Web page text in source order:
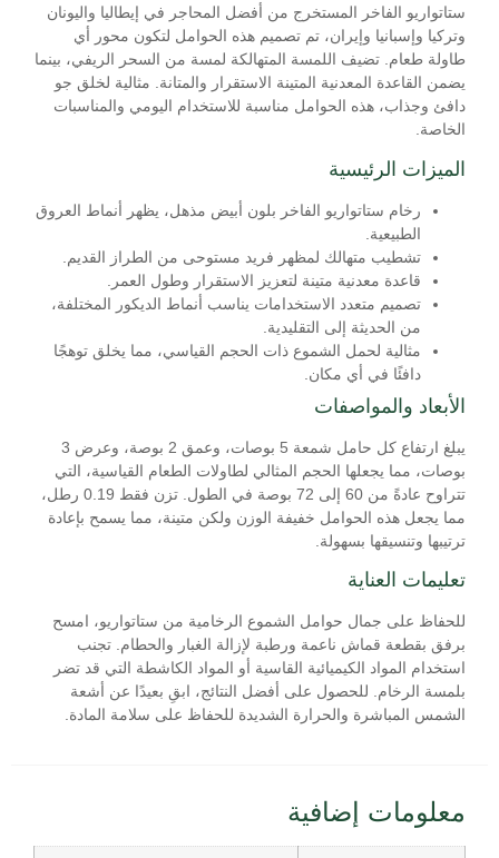
ستاتواريو الفاخر المستخرج من أفضل المحاجر في إيطاليا واليونان
وتركيا وإسبانيا وإيران، تم تصميم هذه الحوامل لتكون محور أي
طاولة طعام. تضيف اللمسة المتهالكة لمسة من السحر الريفي، بينما
يضمن القاعدة المعدنية المتينة الاستقرار والمتانة. مثالية لخلق جو
دافئ وجذاب، هذه الحوامل مناسبة للاستخدام اليومي والمناسبات
الخاصة.
الميزات الرئيسية
رخام ستاتواريو الفاخر بلون أبيض مذهل، يظهر أنماط العروق
الطبيعية.
تشطيب متهالك لمظهر فريد مستوحى من الطراز القديم.
قاعدة معدنية متينة لتعزيز الاستقرار وطول العمر.
تصميم متعدد الاستخدامات يناسب أنماط الديكور المختلفة،
من الحديثة إلى التقليدية.
مثالية لحمل الشموع ذات الحجم القياسي، مما يخلق توهجًا
دافئًا في أي مكان.
الأبعاد والمواصفات
يبلغ ارتفاع كل حامل شمعة 5 بوصات، وعمق 2 بوصة، وعرض 3
بوصات، مما يجعلها الحجم المثالي لطاولات الطعام القياسية، التي
تتراوح عادةً من 60 إلى 72 بوصة في الطول. تزن فقط 0.19 رطل،
مما يجعل هذه الحوامل خفيفة الوزن ولكن متينة، مما يسمح بإعادة
ترتيبها وتنسيقها بسهولة.
تعليمات العناية
للحفاظ على جمال حوامل الشموع الرخامية من ستاتواريو، امسح
برفق بقطعة قماش ناعمة ورطبة لإزالة الغبار والحطام. تجنب
استخدام المواد الكيميائية القاسية أو المواد الكاشطة التي قد تضر
بلمسة الرخام. للحصول على أفضل النتائج، ابقِ بعيدًا عن أشعة
الشمس المباشرة والحرارة الشديدة للحفاظ على سلامة المادة.
معلومات إضافية